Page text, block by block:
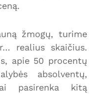
žmogų, turime
realius skaičius.
apie 50 procentų
absolventų,
pasirenka kitą